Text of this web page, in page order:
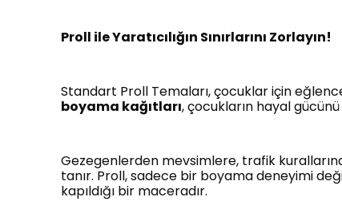
Proll ile Yaratıcılığın Sınırlarını Zorlayın!
Standart Proll Temaları, çocuklar için
boyama kağıtları, çocukların hayal
Gezegenlerden mevsimlere, trafik
tanır. Proll, sadece bir boyama deneyimi
kapıldığı bir maceradır.